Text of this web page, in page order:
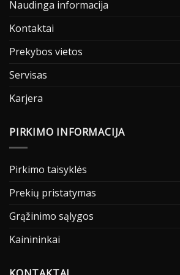
Naudinga informacija
Kontaktai
Prekybos vietos
Servisas
Karjera
PIRKIMO INFORMACIJA
Pirkimo taisyklės
Prekių pristatymas
Grąžinimo sąlygos
Kainininkai